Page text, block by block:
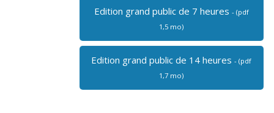
Edition grand public de 7 heures - (pdf
1,5 mo)
Edition grand public de 14 heures- (pdf
1,7 mo)